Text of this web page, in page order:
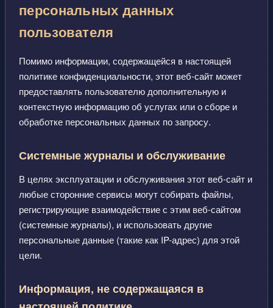
персональных данных
пользователя
Помимо информации, содержащейся в настоящей
политике конфиденциальности, этот веб-сайт может
предоставлять пользователю дополнительную и
контекстную информацию об услугах или о сборе и
обработке персональных данных по запросу.
Системные журналы и обслуживание
В целях эксплуатации и обслуживания этот веб-сайт и
любые сторонние сервисы могут собирать файлы,
регистрирующие взаимодействие с этим веб-сайтом
(системные журналы), и использовать другие
персональные данные (такие как IP-адрес) для этой
цели.
Информация, не содержащаяся в